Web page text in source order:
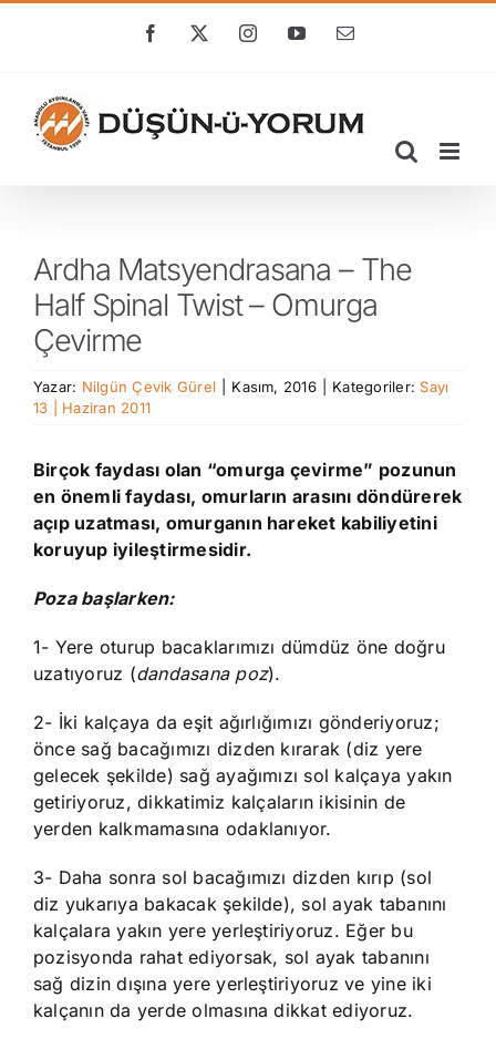
Facebook
X InstagramYouTube
E-
Ardha Matsyendrasana – The
Half Spinal Twist – Omurga
Çevirme
Yazar: Nilgün Çevik Gürel Kasım, 2016 Kategoriler: Sayı
13 | Haziran 2011
Birçok faydası olan “omurga çevirme” pozunun
en önemli faydası, omurların arasını döndürerek
açıp uzatması, omurganın hareket kabiliyetini
koruyup iyileştirmesidir.
Poza başlarken:
1- Yere oturup bacaklarımızı dümdüz öne doğru
uzatıyoruz (dandasana poz).
2- İki kalçaya da eşit ağırlığımızı gönderiyoruz;
önce sağ bacağımızı dizden kırarak (diz yere
gelecek şekilde) sağ ayağımızı sol kalçaya yakın
getiriyoruz, dikkatimiz kalçaların ikisinin de
yerden kalkmamasına odaklanıyor.
3- Daha sonra sol bacağımızı dizden kırıp (sol
diz yukarıya bakacak şekilde), sol ayak tabanını
kalçalara yakın yere yerleştiriyoruz. Eğer bu
pozisyonda rahat ediyorsak, sol ayak tabanını
sağ dizin dışına yere yerleştiriyoruz ve yine iki
kalçanın da yerde olmasına dikkat ediyoruz.